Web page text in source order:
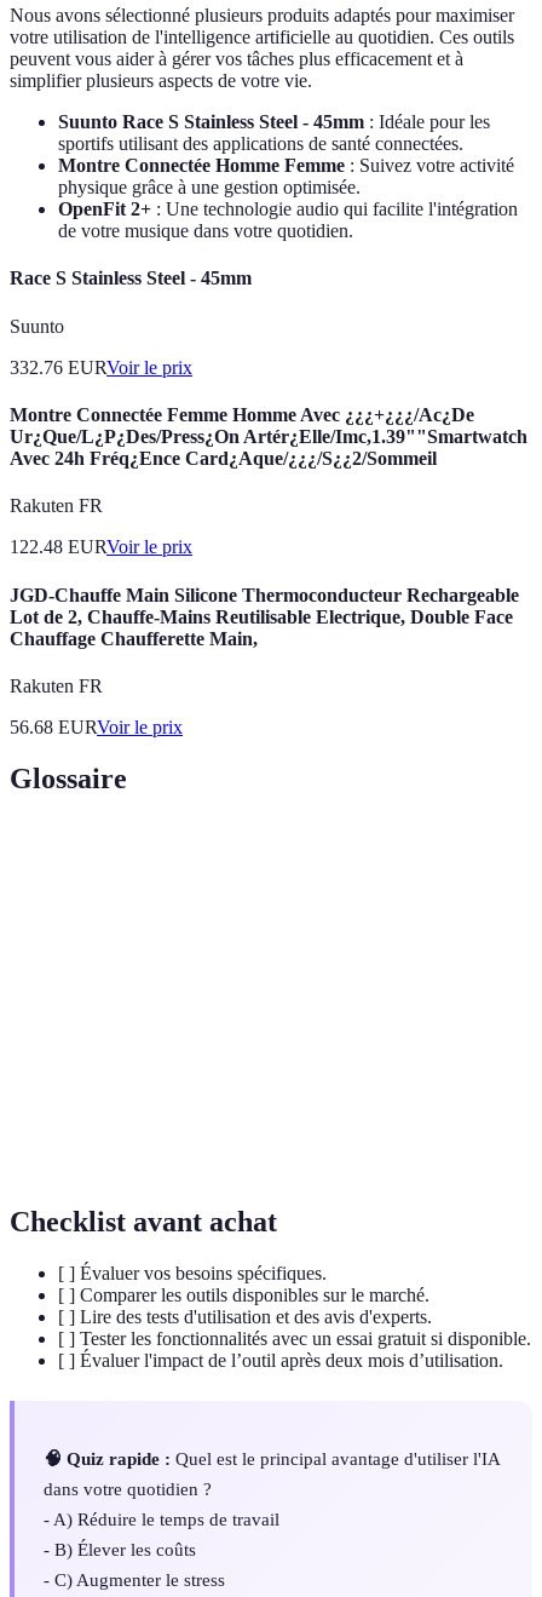
Nous avons sélectionné plusieurs produits adaptés pour maximiser
votre utilisation de l'intelligence artificielle au quotidien. Ces outils
peuvent vous aider à gérer vos tâches plus efficacement et à
simplifier plusieurs aspects de votre vie.
Suunto Race S Stainless Steel - 45mm : Idéale pour les
sportifs utilisant des applications de santé connectées.
Montre Connectée Homme Femme : Suivez votre activité
physique grâce à une gestion optimisée.
OpenFit 2+ : Une technologie audio qui facilite l'intégration
de votre musique dans votre quotidien.
Race S Stainless Steel - 45mm
Suunto
332.76 EURVoir le prix
Montre Connectée Femme Homme Avec ¿¿¿+¿¿¿/Ac¿De
Ur¿Que/L¿P¿Des/Press¿On Artér¿Elle/Imc,1.39""Smartwatch
Avec 24h Fréq¿Ence Card¿Aque/¿¿¿/S¿¿2/Sommeil
Rakuten FR
122.48 EURVoir le prix
JGD-Chauffe Main Silicone Thermoconducteur Rechargeable
Lot de 2, Chauffe-Mains Reutilisable Electrique, Double Face
Chauffage Chaufferette Main,
Rakuten FR
56.68 EURVoir le prix
Glossaire
Checklist avant achat
[ ] Évaluer vos besoins spécifiques.
[ ] Comparer les outils disponibles sur le marché.
[ ] Lire des tests d'utilisation et des avis d'experts.
[ ] Tester les fonctionnalités avec un essai gratuit si disponible.
[ ] Évaluer l'impact de l’outil après deux mois d’utilisation.
🧠 Quiz rapide : Quel est le principal avantage d'utiliser l'IA
dans votre quotidien ?
- A) Réduire le temps de travail
- B) Élever les coûts
- C) Augmenter le stress